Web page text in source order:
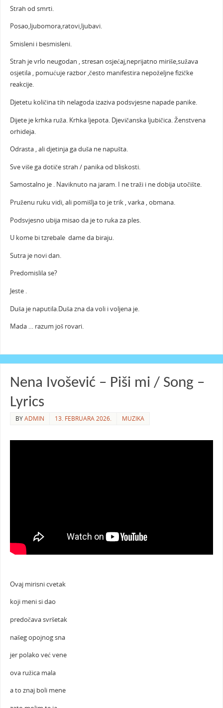
Strah od smrti.
Posao,ljubomora,ratovi,ljubavi.
Smisleni i besmisleni.
Strah je vrlo neugodan , stresan osjećaj,neprijatno miriše,sužava
osjetila , pomućuje razbor ,često manifestira nepoželjne fizičke
reakcije.
Djetetu količina tih nelagoda izaziva podsvjesne napade panike.
Dijete je krhka ruža. Krhka ljepota. Djevičanska ljubičica. Ženstvena
orhideja.
Odrasta , ali djetinja ga duša ne napušta.
Sve više ga dotiče strah / panika od bliskosti.
Samostalno je . Naviknuto na jaram. I ne traži i ne dobija utočište.
Pruženu ruku vidi, ali pomišlja to je trik , varka , obmana.
Podsvjesno ubija misao da je to ruka za ples.
U kome bi tzrebale dame da biraju.
Sutra je novi dan.
Predomislila se?
Jeste .
Duša je naputila.Duša zna da voli i voljena je.
Mada … razum još rovari.
Nena Ivošević – Piši mi / Song –
Lyrics
BYADMIN 13. FEBRUARA 2026. MUZIKA
Ovaj mirisni cvetak
koji meni si dao
predočava svršetak
našeg opojnog sna
jer polako već vene
ova ružica mala
a to znaj boli mene